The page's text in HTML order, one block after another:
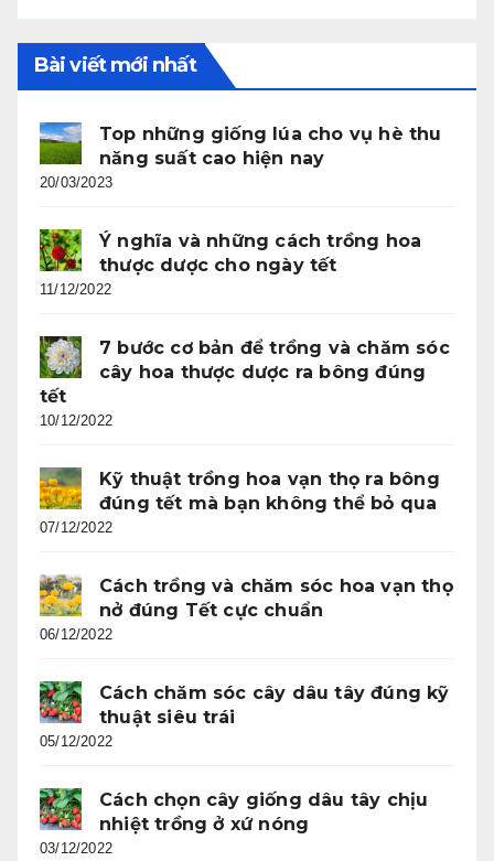
Bài viết mới nhất
Top những giống lúa cho vụ hè thu
năng suất cao hiện nay
20/03/2023
Ý nghĩa và những cách trồng hoa
thược dược cho ngày tết
11/12/2022
7 bước cơ bản để trồng và chăm sóc
cây hoa thược dược ra bông đúng
tết
10/12/2022
Kỹ thuật trồng hoa vạn thọ ra bông
đúng tết mà bạn không thể bỏ qua
07/12/2022
Cách trồng và chăm sóc hoa vạn thọ
nở đúng Tết cực chuẩn
06/12/2022
Cách chăm sóc cây dâu tây đúng kỹ
thuật siêu trái
05/12/2022
Cách chọn cây giống dâu tây chịu
nhiệt trồng ở xứ nóng
03/12/2022